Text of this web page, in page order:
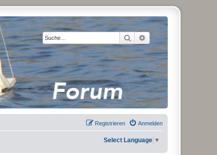
Suche Erweiterte Suche
Anmelden
Registrieren
Select Language ▼